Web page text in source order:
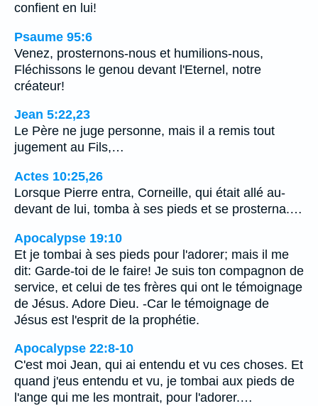
confient en lui!
Psaume 95:6
Venez, prosternons-nous et humilions-nous,
Fléchissons le genou devant l'Eternel, notre
créateur!
Jean 5:22,23
Le Père ne juge personne, mais il a remis tout
jugement au Fils,…
Actes 10:25,26
Lorsque Pierre entra, Corneille, qui était allé au-
devant de lui, tomba à ses pieds et se prosterna.…
Apocalypse 19:10
Et je tombai à ses pieds pour l'adorer; mais il me
dit: Garde-toi de le faire! Je suis ton compagnon de
service, et celui de tes frères qui ont le témoignage
de Jésus. Adore Dieu. -Car le témoignage de
Jésus est l'esprit de la prophétie.
Apocalypse 22:8-10
C'est moi Jean, qui ai entendu et vu ces choses. Et
quand j'eus entendu et vu, je tombai aux pieds de
l'ange qui me les montrait, pour l'adorer.…